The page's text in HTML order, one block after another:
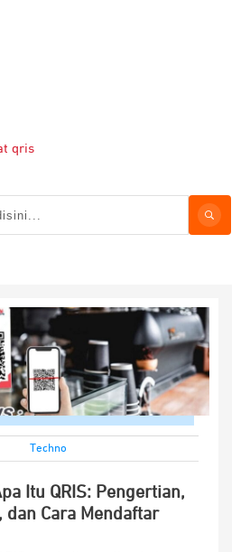
qris
Techno
Itu QRIS: Pengertian,
dan Cara Mendaftar